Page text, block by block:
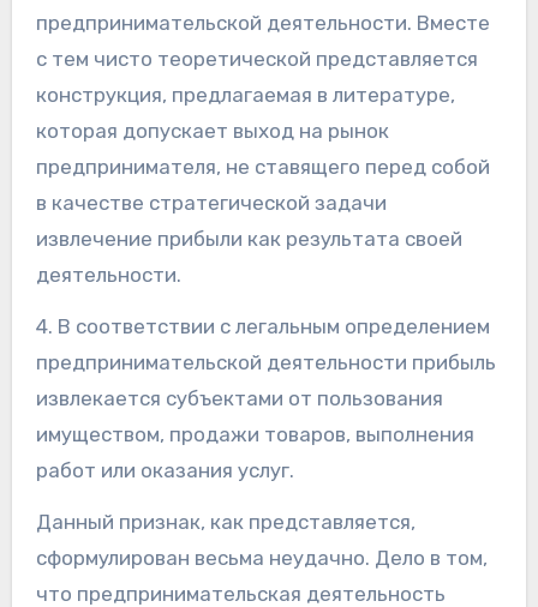
предпринимательской деятельности. Вместе
с тем чисто теоретической представляется
конструкция, предлагаемая в литературе,
которая допускает выход на рынок
предпринимателя, не ставящего перед собой
в качестве стратегической задачи
извлечение прибыли как результата своей
деятельности.
4. В соответствии с легальным определением
предпринимательской деятельности прибыль
извлекается субъектами от пользования
имуществом, продажи товаров, выполнения
работ или оказания услуг.
Данный признак, как представляется,
сформулирован весьма неудачно. Дело в том,
что предпринимательская деятельность